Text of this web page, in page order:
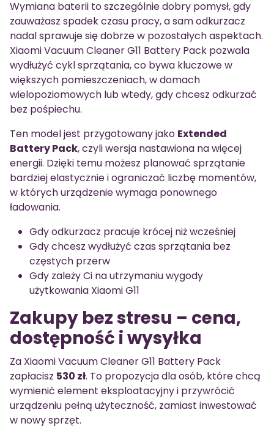
Wymiana baterii to szczególnie dobry pomysł, gdy
zauważasz spadek czasu pracy, a sam odkurzacz
nadal sprawuje się dobrze w pozostałych aspektach.
Xiaomi Vacuum Cleaner G11 Battery Pack pozwala
wydłużyć cykl sprzątania, co bywa kluczowe w
większych pomieszczeniach, w domach
wielopoziomowych lub wtedy, gdy chcesz odkurzać
bez pośpiechu.
Ten model jest przygotowany jako Extended
Battery Pack, czyli wersja nastawiona na więcej
energii. Dzięki temu możesz planować sprzątanie
bardziej elastycznie i ograniczać liczbę momentów,
w których urządzenie wymaga ponownego
ładowania.
Gdy odkurzacz pracuje krócej niż wcześniej
Gdy chcesz wydłużyć czas sprzątania bez
częstych przerw
Gdy zależy Ci na utrzymaniu wygody
użytkowania Xiaomi G11
Zakupy bez stresu – cena,
dostępność i wysyłka
Za Xiaomi Vacuum Cleaner G11 Battery Pack
zapłacisz 530 zł. To propozycja dla osób, które chcą
wymienić element eksploatacyjny i przywrócić
urządzeniu pełną użyteczność, zamiast inwestować
w nowy sprzęt.